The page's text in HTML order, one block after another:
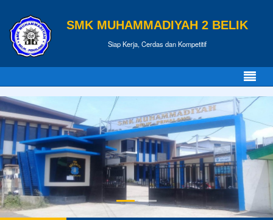
SMK MUHAMMADIYAH 2 BELIK
Siap Kerja, Cerdas dan Kompetitif